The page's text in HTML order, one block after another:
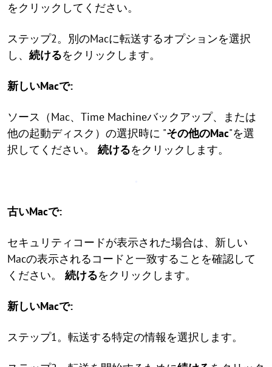
をクリックしてください。
ステップ2。別のMacに転送するオプションを選択
し、 続けるをクリックします。
新しいMacで:
ソース（Mac、Time Machineバックアップ、または
他の起動ディスク）の選択時に "その他のMac"を選
択してください。 続けるをクリックします。
古いMacで:
セキュリティコードが表示された場合は、新しい
Macの表示されるコードと一致することを確認して
ください。 続けるをクリックします。
新しいMacで:
ステップ1。転送する特定の情報を選択します。